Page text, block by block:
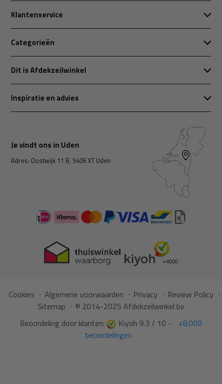
Klantenservice
Categorieën
Dit is Afdekzeilwinkel
Inspiratie en advies
Je vindt ons in Uden
Adres: Oostwijk 11 B, 5406 XT Uden
Cookies Algemene voorwaarden Privacy
Review Policy
Sitemap
© 2014-2025 Afdekzeilwinkel bv
Beoordeling door klanten:
Kiyoh 9.3 / 10 -
+8.000
beoordelingen